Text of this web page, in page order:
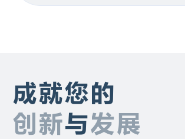
成就您的
创新与发展